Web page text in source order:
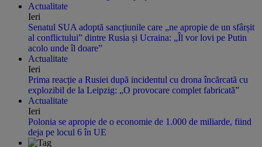
Actualitate
Ieri
Senatul SUA adoptă sancțiunile care „ne apropie de un sfârșit
al conflictului” dintre Rusia și Ucraina: „Îl vor lovi pe Putin
acolo unde îl doare”
Actualitate
Ieri
Prima reacție a Rusiei după incidentul cu drona încărcată cu
explozibil de la Leipzig: „O provocare complet fabricată”
Actualitate
Ieri
Polonia se apropie de o economie de 1.000 de miliarde, fiind
deja pe locul 6 în UE